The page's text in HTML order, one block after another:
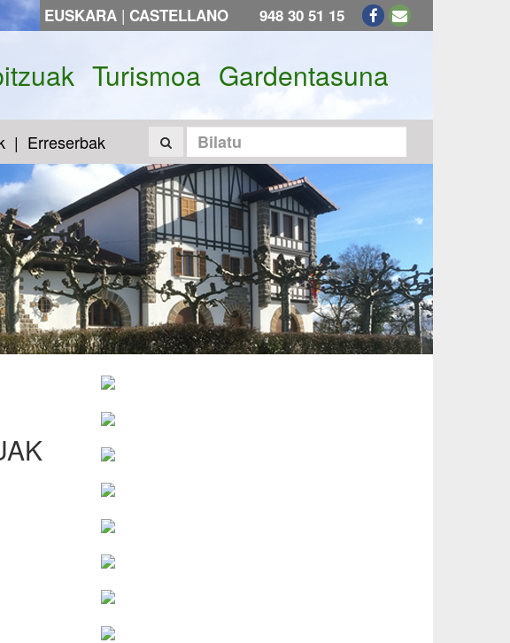
EUSKARA | CASTELLANO 948 30 51 15
Turismoa Gardentasuna
Erreserbak